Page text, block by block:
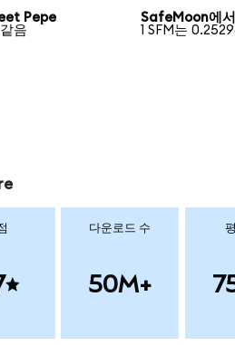
Pepe
음
SafeMoon에
1 SFM는
다운로드 수
50M+